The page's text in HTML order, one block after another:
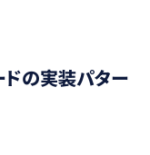
ドの実装パター